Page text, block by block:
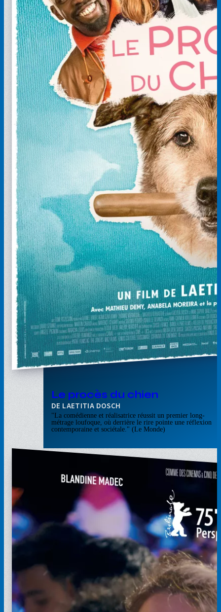
Le procès du chien
LAETITIA DOSCH
"La comédienne et réalisatrice réussit un premier long-
métrage loufoque, où derrière le rire pointe une réflexion
contemporaine et sociétale." (Le Monde)